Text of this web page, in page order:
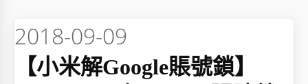
2018-09-09
【小米解Google賬號鎖】